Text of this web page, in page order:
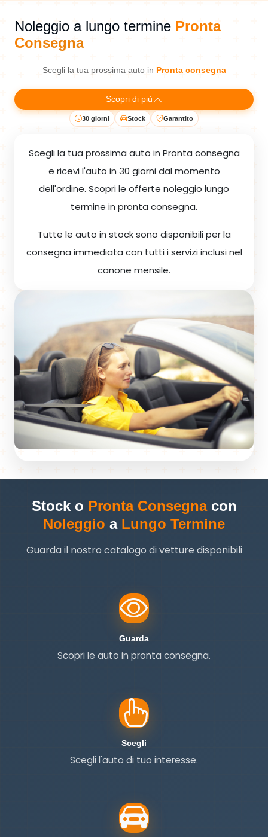
Noleggio a lungo termine Pronta
Consegna
Scegli la tua prossima auto in Pronta consegna
Scopri di più
30 giorni Stock Garantito
Scegli la tua prossima auto in Pronta consegna
e ricevi l'auto in 30 giorni dal momento
dell'ordine. Scopri le offerte noleggio lungo
termine in pronta consegna.
Tutte le auto in stock sono disponibili per la
consegna immediata con tutti i servizi inclusi nel
canone mensile.
Stock o Pronta Consegnacon
Noleggio a Lungo Termine
Guarda il nostro catalogo di vetture disponibili
Guarda
Guarda
Scopri le auto in pronta consegna.
Scegli
Scegli
Scegli l'auto di tuo interesse.
Guida